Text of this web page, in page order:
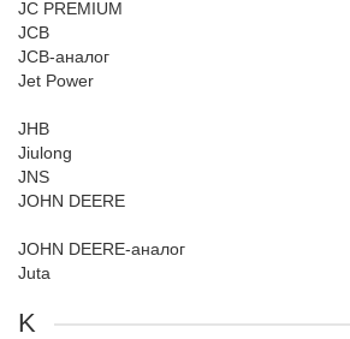
JC PREMIUM
JCB
JCB-аналог
Jet Power
JHB
Jiulong
JNS
JOHN DEERE
JOHN DEERE-аналог
Juta
K